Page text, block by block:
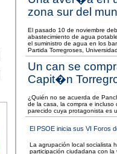
zona sur del
El pasado 10 de noviembre
abastecimiento de agua
el suministro de agua en los
Partida Torregroses,
Un can se
Capit�n
¿Quién no se acuerda de
de la casa, la compra e
parecido cuya protagonista es
El PSOE inicia sus VI Foros
La agrupación local socialista
participación ciudadana con la